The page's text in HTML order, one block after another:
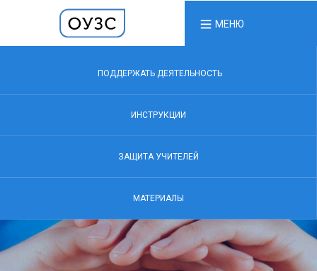
МЕНЮ
ПОДДЕРЖАТЬ ДЕЯТЕЛЬНОСТЬ
ИНСТРУКЦИИ
ЗАЩИТА УЧИТЕЛЕЙ
МАТЕРИАЛЫ